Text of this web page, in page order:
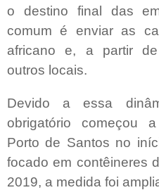
o destino final das
comum é enviar as
africano e, a partir
outros locais.
Devido a essa
obrigatório começou
Porto de Santos no
focado em contêineres
2019, a medida foi